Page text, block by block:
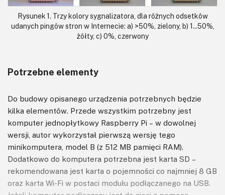
Rysunek 1. Trzy kolory sygnalizatora, dla różnych odsetków
udanych pingów stron w Internecie: a) >50%, zielony, b) 1...50%,
żółty, c) 0%, czerwony
Potrzebne elementy
Do budowy opisanego urządzenia potrzebnych będzie
kilka elementów. Przede wszystkim potrzebny jest
komputer jednopłytkowy Raspberry Pi – w dowolnej
wersji, autor wykorzystał pierwszą wersję tego
minikomputera, model B (z 512 MB pamięci RAM).
Dodatkowo do komputera potrzebna jest karta SD –
rekomendowana jest karta o pojemności co najmniej 8 GB
oraz karta Wi-Fi w postaci modułu podłączanego na USB.